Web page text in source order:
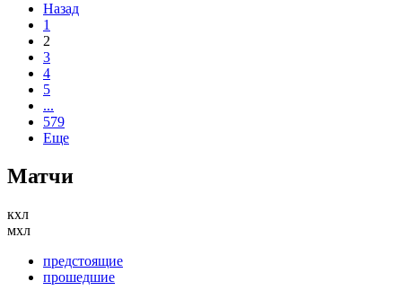
Назад
1
2
3
4
5
...
579
Еще
Матчи
кхл
мхл
предстоящие
прошедшие